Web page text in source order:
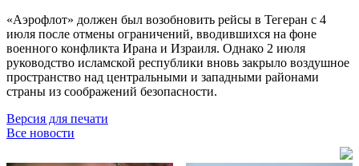
«Аэрофлот» должен был возобновить рейсы в Тегеран с 4
июля после отмены ограничений, вводившихся на фоне
военного конфликта Ирана и Израиля. Однако 2 июля
руководство исламской республики вновь закрыло воздушное
пространство над центральными и западными районами
страны из соображений безопасности.
Версия для печати
Все новости